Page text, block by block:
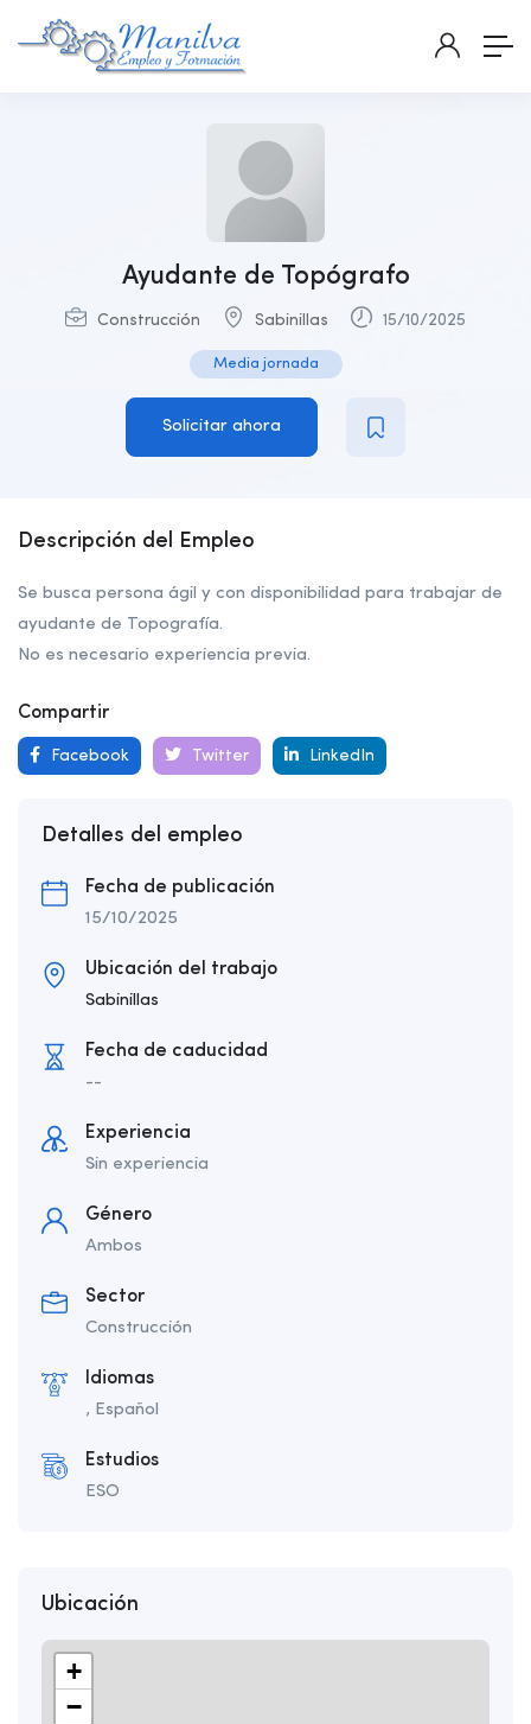
Ayudante de Topógrafo
Construcción Sabinillas 15/10/2025
Media jornada
Solicitar ahora
Descripción del Empleo
Se busca persona ágil y con disponibilidad para trabajar de
ayudante de Topografía.
No es necesario experiencia previa.
Compartir
Facebook Twitter LinkedIn
Detalles del empleo
Fecha de publicación
15/10/2025
Ubicación del trabajo
Sabinillas
Fecha de caducidad
--
Experiencia
Sin experiencia
Género
Ambos
Sector
Construcción
Idiomas
, Español
Estudios
ESO
Ubicación
+
−